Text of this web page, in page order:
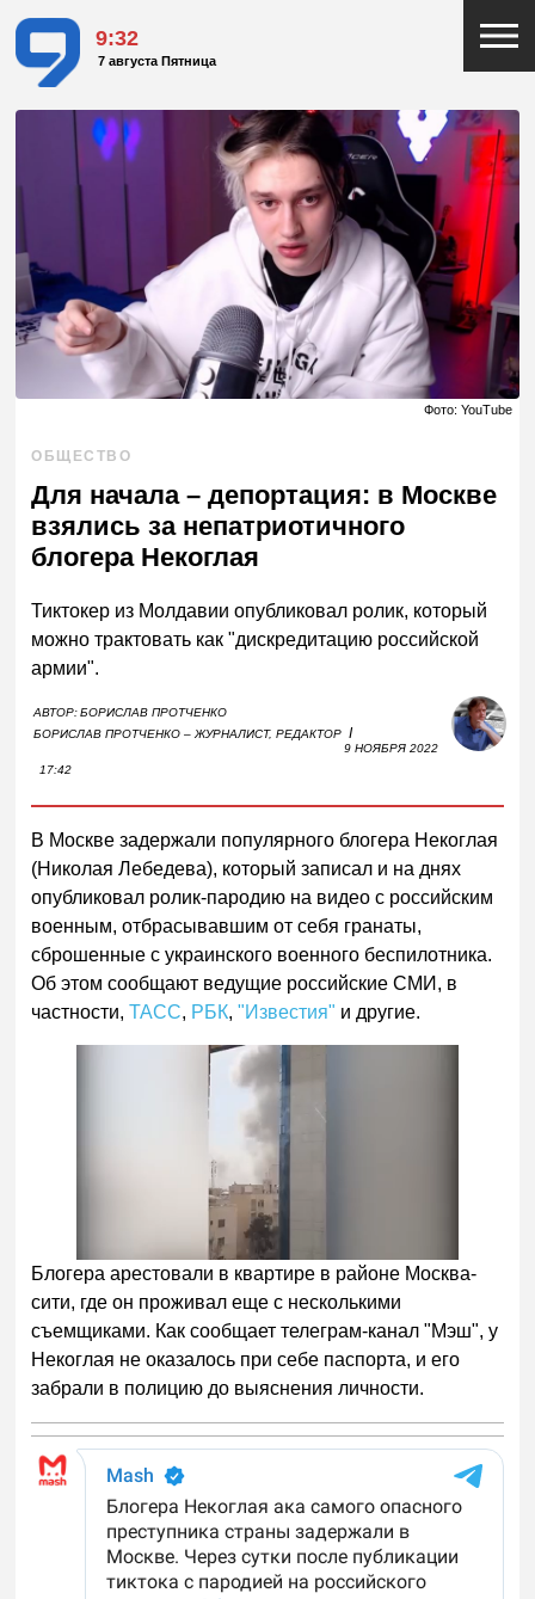
9:32
7 августа Пятница
Фото: YouTube
ОБЩЕСТВО
Для начала – депортация: в Москве
взялись за непатриотичного
блогера Некоглая
Тиктокер из Молдавии опубликовал ролик, который
можно трактовать как "дискредитацию российской
армии".
АВТОР:БОРИСЛАВ ПРОТЧЕНКО
БОРИСЛАВ ПРОТЧЕНКО – ЖУРНАЛИСТ, РЕДАКТОР I
9 НОЯБРЯ 2022
17:42
В Москве задержали популярного блогера Некоглая
(Николая Лебедева), который записал и на днях
опубликовал ролик-пародию на видео с российским
военным, отбрасывавшим от себя гранаты,
сброшенные с украинского военного беспилотника.
Об этом сообщают ведущие российские СМИ, в
частности,ТАСС, РБК,"Известия" и другие.
Блогера арестовали в квартире в районе Москва-
сити, где он проживал еще с несколькими
съемщиками. Как сообщает телеграм-канал "Мэш", у
Некоглая не оказалось при себе паспорта, и его
забрали в полицию до выяснения личности.